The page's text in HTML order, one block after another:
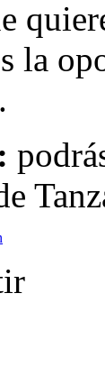
la